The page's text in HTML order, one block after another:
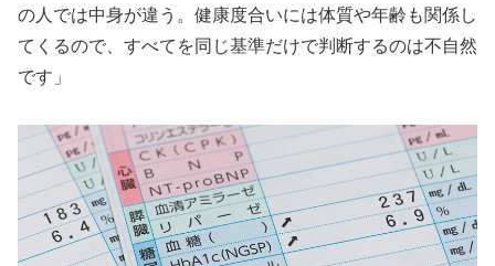
の人では中身が違う。健康度合いには体質や年齢も関係し
てくるので、すべてを同じ基準だけで判断するのは不自然
です」